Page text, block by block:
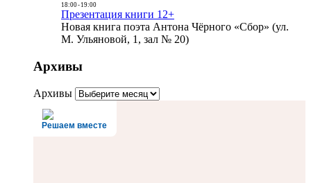
18:00- 19:00
Презентация книги 12+
Новая книга поэта Антона Чёрного «Сбор» (ул.
М. Ульяновой, 1, зал № 20)
Архивы
Архивы
Решаем вместе